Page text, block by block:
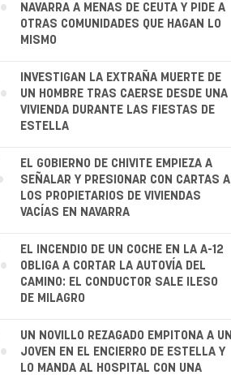
NAVARRA A MENAS DE CEUTA Y PIDE A
OTRAS COMUNIDADES QUE HAGAN LO
MISMO
INVESTIGAN LA EXTRAÑA MUERTE DE
UN HOMBRE TRAS CAERSE DESDE UNA
VIVIENDA DURANTE LAS FIESTAS DE
ESTELLA
EL GOBIERNO DE CHIVITE EMPIEZA A
SEÑALAR Y PRESIONAR CON CARTAS A
LOS PROPIETARIOS DE VIVIENDAS
VACÍAS EN NAVARRA
EL INCENDIO DE UN COCHE EN LA A-12
OBLIGA A CORTAR LA AUTOVÍA DEL
CAMINO: EL CONDUCTOR SALE ILESO
DE MILAGRO
UN NOVILLO REZAGADO EMPITONA A UN
JOVEN EN EL ENCIERRO DE ESTELLA Y
LO MANDA AL HOSPITAL CON UNA